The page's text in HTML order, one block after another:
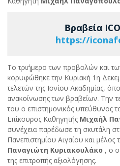
Βραβεία
https://
Το τριήμερο των προβολών και
κορυφώθηκε την Κυριακή 1η
τελετών της Ιονίου Ακαδημίας,
ανακοίνωσης των βραβείων. Την
του ο επιστημονικός υπεύθυνος
Επίκουρος Καθηγητής Μιχαήλ
συνέχεια παρέδωσε τη σκυτάλη
Πανεπιστημίου Αιγαίου και μέλος
Παναγιώτη Κυριακουλάκο , ο
της επιτροπής αξιολόγησης.